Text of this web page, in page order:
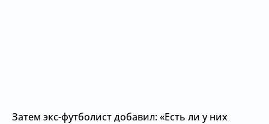
Затем экс-футболист добавил: «Есть ли у них